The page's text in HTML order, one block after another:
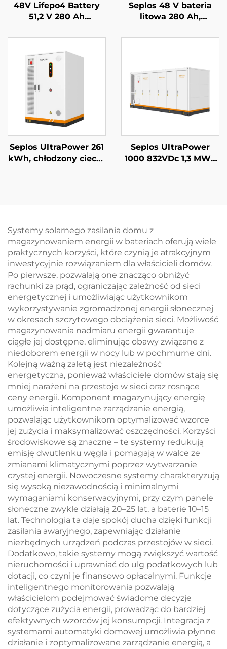
48V Lifepo4 Battery
51,2 V 280 Ah
zasilania awaryjnego
baterią Mason 14 kWh
bateria słoneczna
Seplos
Seplos 48 V bateria
litowa 280 Ah,
magazynowania
litowo-żelazowo-
fosforanowa (LiFePO4)
Seplos UltraPower 261
kWh, chłodzony cieczą
zarządzanie termiczne
dla przemysłowych
systemów
magazynowania
energii w
mikrosieciach
Seplos UltraPower
1000 832VDc 1,3 MWh
cieczowym Mikrosieci
BESS
Systemy solarnego zasilania domu z
magazynowaniem energii w bateriach oferują wiele
praktycznych korzyści, które czynią je atrakcyjnym
inwestycyjnie rozwiązaniem dla właścicieli domów.
Po pierwsze, pozwalają one znacząco obniżyć
rachunki za prąd, ograniczając zależność od sieci
energetycznej i umożliwiając użytkownikom
wykorzystywanie zgromadzonej energii słonecznej
w okresach szczytowego obciążenia sieci. Możliwość
magazynowania nadmiaru energii gwarantuje
ciągłe jej dostępne, eliminując obawy związane z
niedoborem energii w nocy lub w pochmurne dni.
Kolejną ważną zaletą jest niezależność
energetyczna, ponieważ właściciele domów stają się
mniej narażeni na przestoje w sieci oraz rosnące
ceny energii. Komponent magazynujący energię
umożliwia inteligentne zarządzanie energią,
pozwalając użytkownikom optymalizować wzorce
jej zużycia i maksymalizować oszczędności. Korzyści
środowiskowe są znaczne – te systemy redukują
emisję dwutlenku węgla i pomagają w walce ze
zmianami klimatycznymi poprzez wytwarzanie
czystej energii. Nowoczesne systemy charakteryzują
się wysoką niezawodnością i minimalnymi
wymaganiami konserwacyjnymi, przy czym panele
słoneczne zwykle działają 20–25 lat, a baterie 10–15
lat. Technologia ta daje spokój ducha dzięki funkcji
zasilania awaryjnego, zapewniając działanie
niezbędnych urządzeń podczas przestojów w sieci.
Dodatkowo, takie systemy mogą zwiększyć wartość
nieruchomości i uprawniać do ulg podatkowych lub
dotacji, co czyni je finansowo opłacalnymi. Funkcje
inteligentnego monitorowania pozwalają
właścicielom podejmować świadome decyzje
dotyczące zużycia energii, prowadząc do bardziej
efektywnych wzorców jej konsumpcji. Integracja z
systemami automatyki domowej umożliwia płynne
działanie i zoptymalizowane zarządzanie energią, a